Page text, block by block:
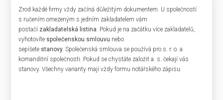
Zrod každé firmy vždy začíná důležitým dokumentem. U společností
s ručením omezeným s jedním zakladatelem vám
postačí zakladatelská listina. Pokud je na začátku více zakladatelů,
vyhotovíte společenskou smlouvu nebo
sepíšete stanovy. Společenská smlouva se používá pro s. r. o. a
komanditní společnosti. Pokud se chystáte založit a. s. čekají vás
stanovy. Všechny varianty mají vždy formu notářského zápisu.